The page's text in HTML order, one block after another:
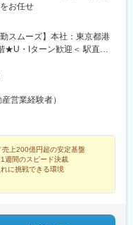
お任せ
スムーズ】本社：東京都港
★U・Iターン歓迎＜ 駅直結
間で働けるチャンス。雨の
！※受動喫煙対策：あり
営業経験者）
上200億円超の安定基盤
週間のスピード決裁
に挑戦できる環境